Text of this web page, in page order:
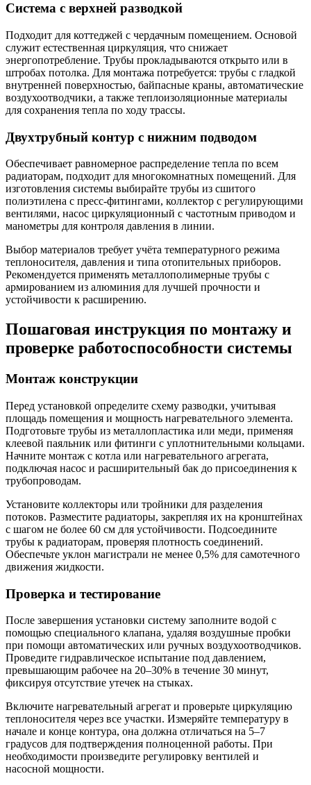
Система с верхней разводкой
Подходит для коттеджей с чердачным помещением. Основой
служит естественная циркуляция, что снижает
энергопотребление. Трубы прокладываются открыто или в
штробах потолка. Для монтажа потребуется: трубы с гладкой
внутренней поверхностью, байпасные краны, автоматические
воздухоотводчики, а также теплоизоляционные материалы
для сохранения тепла по ходу трассы.
Двухтрубный контур с нижним подводом
Обеспечивает равномерное распределение тепла по всем
радиаторам, подходит для многокомнатных помещений. Для
изготовления системы выбирайте трубы из сшитого
полиэтилена с пресс-фитингами, коллектор с регулирующими
вентилями, насос циркуляционный с частотным приводом и
манометры для контроля давления в линии.
Выбор материалов требует учёта температурного режима
теплоносителя, давления и типа отопительных приборов.
Рекомендуется применять металлополимерные трубы с
армированием из алюминия для лучшей прочности и
устойчивости к расширению.
Пошаговая инструкция по монтажу и
проверке работоспособности системы
Монтаж конструкции
Перед установкой определите схему разводки, учитывая
площадь помещения и мощность нагревательного элемента.
Подготовьте трубы из металлопластика или меди, применяя
клеевой паяльник или фитинги с уплотнительными кольцами.
Начните монтаж с котла или нагревательного агрегата,
подключая насос и расширительный бак до присоединения к
трубопроводам.
Установите коллекторы или тройники для разделения
потоков. Разместите радиаторы, закрепляя их на кронштейнах
с шагом не более 60 см для устойчивости. Подсоедините
трубы к радиаторам, проверяя плотность соединений.
Обеспечьте уклон магистрали не менее 0,5% для самотечного
движения жидкости.
Проверка и тестирование
После завершения установки систему заполните водой с
помощью специального клапана, удаляя воздушные пробки
при помощи автоматических или ручных воздухоотводчиков.
Проведите гидравлическое испытание под давлением,
превышающим рабочее на 20–30% в течение 30 минут,
фиксируя отсутствие утечек на стыках.
Включите нагревательный агрегат и проверьте циркуляцию
теплоносителя через все участки. Измеряйте температуру в
начале и конце контура, она должна отличаться на 5–7
градусов для подтверждения полноценной работы. При
необходимости произведите регулировку вентилей и
насосной мощности.